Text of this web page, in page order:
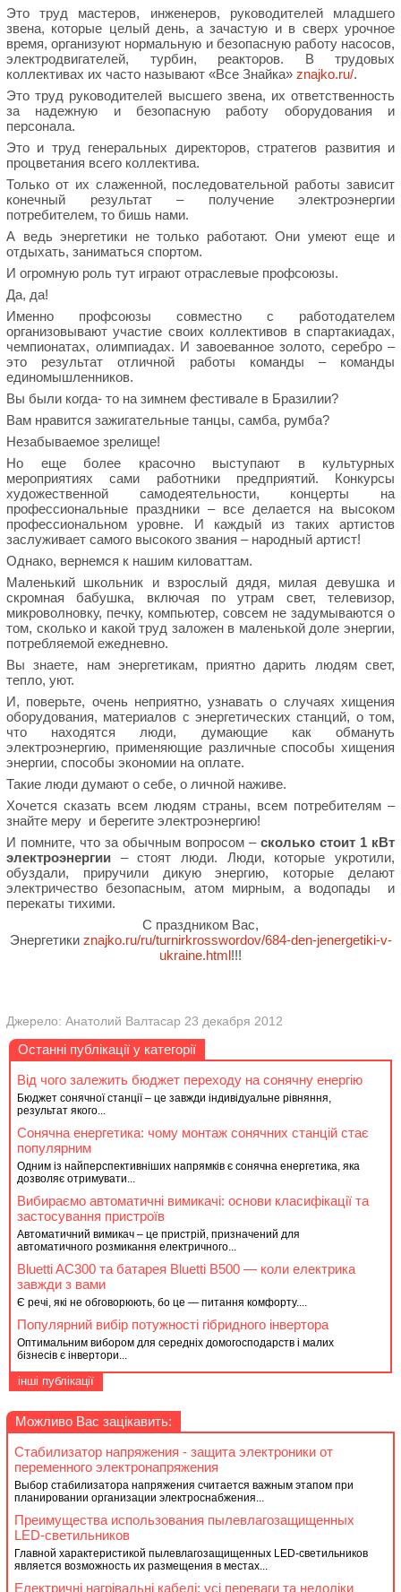
Это труд мастеров, инженеров, руководителей младшего
звена, которые целый день, а зачастую и в сверх урочное
время, организуют нормальную и безопасную работу насосов,
электродвигателей, турбин, реакторов. В трудовых
коллективах их часто называют «Все Знайка» znajko.ru/.
Это труд руководителей высшего звена, их ответственность
за надежную и безопасную работу оборудования и
персонала.
Это и труд генеральных директоров, стратегов развития и
процветания всего коллектива.
Только от их слаженной, последовательной работы зависит
конечный результат – получение электроэнергии
потребителем, то бишь нами.
А ведь энергетики не только работают. Они умеют еще и
отдыхать, заниматься спортом.
И огромную роль тут играют отраслевые профсоюзы.
Да, да!
Именно профсоюзы совместно с работодателем
организовывают участие своих коллективов в спартакиадах,
чемпионатах, олимпиадах. И завоеванное золото, серебро –
это результат отличной работы команды – команды
единомышленников.
Вы были когда- то на зимнем фестивале в Бразилии?
Вам нравится зажигательные танцы, самба, румба?
Незабываемое зрелище!
Но еще более красочно выступают в культурных
мероприятиях сами работники предприятий. Конкурсы
художественной самодеятельности, концерты на
профессиональные праздники – все делается на высоком
профессиональном уровне. И каждый из таких артистов
заслуживает самого высокого звания – народный артист!
Однако, вернемся к нашим киловаттам.
Маленький школьник и взрослый дядя, милая девушка и
скромная бабушка, включая по утрам свет, телевизор,
микроволновку, печку, компьютер, совсем не задумываются о
том, сколько и какой труд заложен в маленькой доле энергии,
потребляемой ежедневно.
Вы знаете, нам энергетикам, приятно дарить людям свет,
тепло, уют.
И, поверьте, очень неприятно, узнавать о случаях хищения
оборудования, материалов с энергетических станций, о том,
что находятся люди, думающие как обмануть
электроэнергию, применяющие различные способы хищения
энергии, способы экономии на оплате.
Такие люди думают о себе, о личной наживе.
Хочется сказать всем людям страны, всем потребителям –
знайте меру и берегите электроэнергию!
И помните, что за обычным вопросом – сколько стоит 1 кВт
электроэнергии – стоят люди. Люди, которые укротили,
обуздали, приручили дикую энергию, которые делают
электричество безопасным, атом мирным, а водопады и
перекаты тихими.
С праздником Вас,
Энергетики znajko.ru/ru/turnirkrosswordov/684-den-jenergetiki-v-
ukraine.html!!!
Джерело: Анатолий Валтасар 23 декабря 2012
Останні публікації у категорії
Від чого залежить бюджет переходу на сонячну енергію
Бюджет сонячної станції – це завжди індивідуальне рівняння,
результат якого...
Сонячна енергетика: чому монтаж сонячних станцій стає
популярним
Одним із найперспективніших напрямків є сонячна енергетика, яка
дозволяє отримувати...
Вибираємо автоматичні вимикачі: основи класифікації та
застосування пристроїв
Автоматичний вимикач – це пристрій, призначений для
автоматичного розмикання електричного...
Bluetti AC300 та батарея Bluetti B500 — коли електрика
завжди з вами
Є речі, які не обговорюють, бо це — питання комфорту....
Популярний вибір потужності гібридного інвертора
Оптимальним вибором для середніх домогосподарств і малих
бізнесів є інвертори...
інші публікації
Можливо Вас зацікавить:
Стабилизатор напряжения - защита электроники от
переменного электронапряжения
Выбор стабилизатора напряжения считается важным этапом при
планировании организации электроснабжения...
Преимущества использования пылевлагозащищенных
LED-светильников
Главной характеристикой пылевлагозащищенных LED-светильников
является возможность их размещения в местах...
Електричні нагрівальні кабелі: усі переваги та недоліки